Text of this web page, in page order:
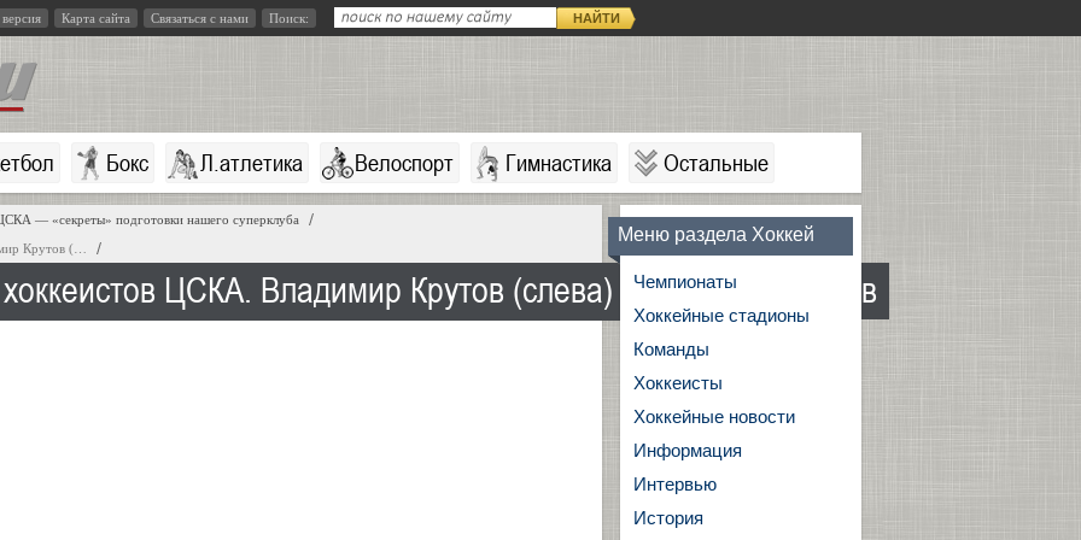
Карта сайта Связаться с нами Поиск: НАЙТИ
Бокс Л.атлетика Велоспорт Гимнастика Остальные
— «секреты» подготовки нашего суперклуба
Крутов (…
ЦСКА. Владимир Крутов (слева) и Сергей Макаров
Меню раздела Хоккей
Чемпионаты
Хоккейные стадионы
Команды
Хоккеисты
Хоккейные новости
Информация
Интервью
История